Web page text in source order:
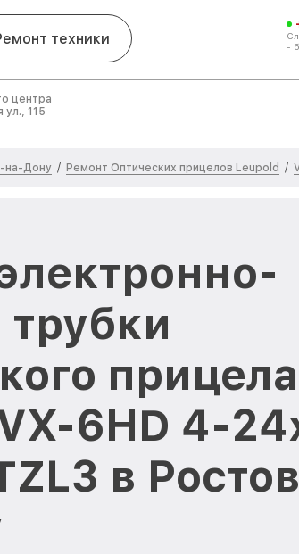
техники
-
центра
ул., 115
на-Дону / Ремонт Оптических прицелов Leupold /
прицела
6HD 4-
в